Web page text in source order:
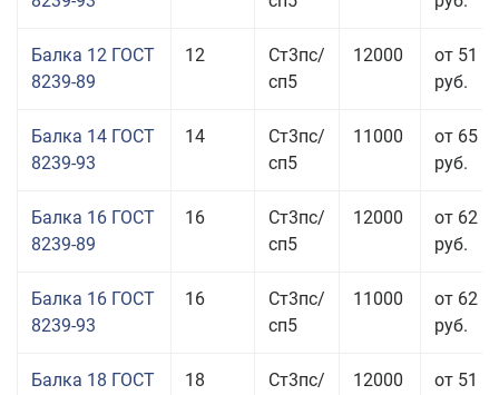
Балка 12 ГОСТ
8239-89
12
Ст3пс/
сп5
12000
от 51
руб.
Балка 14 ГОСТ
8239-93
14
Ст3пс/
сп5
11000
от 65
руб.
Балка 16 ГОСТ
8239-89
16
Ст3пс/
сп5
12000
от 62
руб.
Балка 16 ГОСТ
8239-93
16
Ст3пс/
сп5
11000
от 62
руб.
Балка 18 ГОСТ
18
Ст3пс/
12000
от 51